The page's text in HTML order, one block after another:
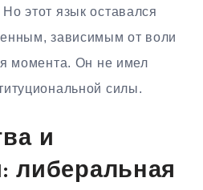
этот язык оставался
зависимым от воли
момента. Он не имел
силы.
и
либеральная